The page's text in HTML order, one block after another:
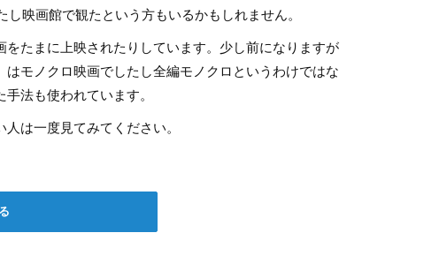
映画館で観たという方もいるかもしれません。
たまに上映されたりしています。少し前になりますが
モノクロ映画でしたし全編モノクロというわけではな
法も使われています。
は一度見てみてください。